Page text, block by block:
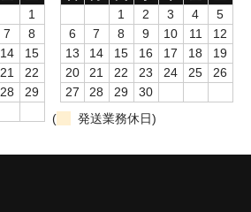
1
7
8
14
15
21
22
28
29
1
2 3 4
5
6
7 8 9 10 11
12
13
14 15 16 17 18
19
20
21 22 23 24 25
26
27
28 29
30
(
発送業務休日)